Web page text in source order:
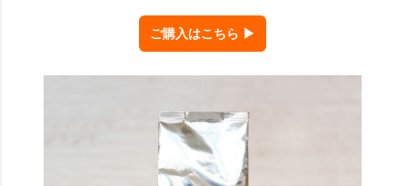
ご購入はこちら ▶